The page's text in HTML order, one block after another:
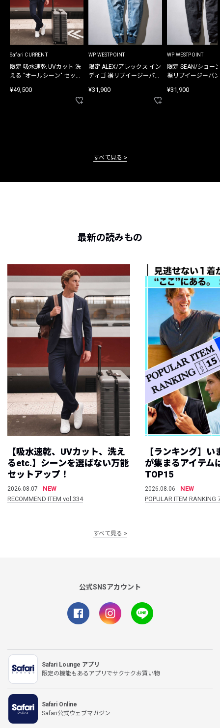
Safari CURRENT
限定 吸水速乾 UVカット 洗
える "オールシーン" セット
¥49,500
WP WESTPOINT
限定 ALEX/アレックス イン
ディゴ 裾リブイージーパン
¥31,900
WP WESTPOINT
限定 SEAN/ショー
裾リブイージーパ
¥31,900
すべて見る
最新の読みもの
【吸水速乾、UVカット、洗え
るetc.】シーンを選ばない万能
セットアップ！
2026.08.07
NEW
RECOMMEND ITEM vol.334
【ランキング】
が集まるアイテム
TOP15
2026.08.06
NEW
POPULAR ITEM
すべて見る
公式SNSアカウント
Safari Lounge アプリ
限定の機能もあるアプリでサクサクお買い物
Safari Online
Safari公式ウェブマガジン